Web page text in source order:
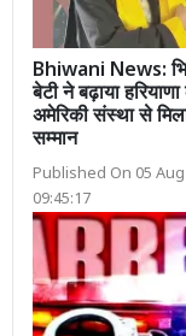
Bhiwani News:
बेटी ने बढ़ाया
अमेरिकी संस्था से
सम्मान
Published On 05
09:45:17